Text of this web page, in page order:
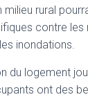
milieu rural
contre les
inondations.
du logement
ont des